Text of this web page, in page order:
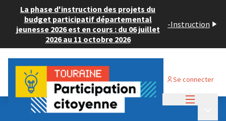
La phase d'instruction des projets du
budget participatif départemental
jeunesse 2026 est en cours : du 06 juillet
2026 au 11 octobre 2026
-Instruction
Se connecter
Budget Participatif JEUNESSE 2024
💡 Consulter les projets déposés